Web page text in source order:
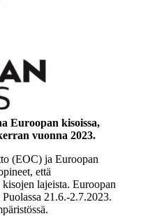
Euroopan kisoissa,
vuonna 2023.
(EOC) ja Euroopan
että
lajeista. Euroopan
21.6.-2.7.2023.